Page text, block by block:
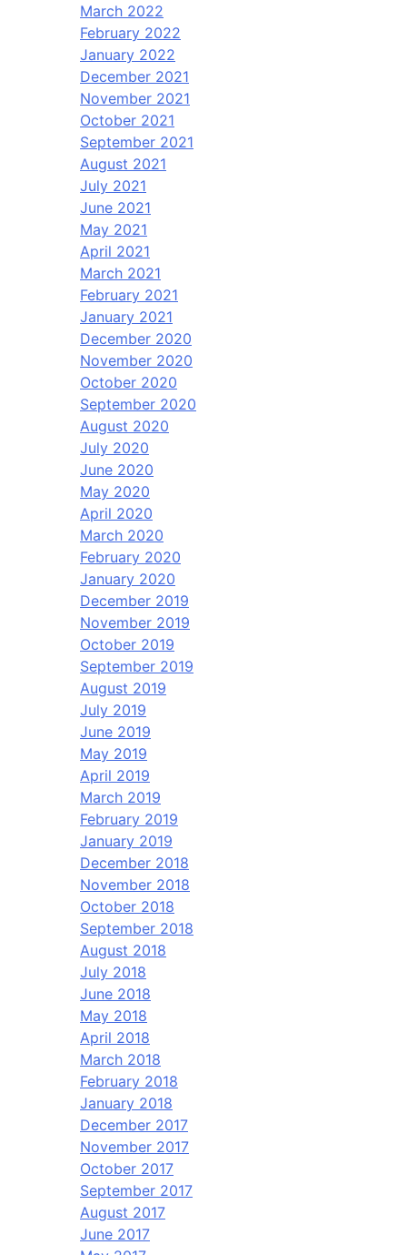
March 2022
February 2022
January 2022
December 2021
November 2021
October 2021
September 2021
August 2021
July 2021
June 2021
May 2021
April 2021
March 2021
February 2021
January 2021
December 2020
November 2020
October 2020
September 2020
August 2020
July 2020
June 2020
May 2020
April 2020
March 2020
February 2020
January 2020
December 2019
November 2019
October 2019
September 2019
August 2019
July 2019
June 2019
May 2019
April 2019
March 2019
February 2019
January 2019
December 2018
November 2018
October 2018
September 2018
August 2018
July 2018
June 2018
May 2018
April 2018
March 2018
February 2018
January 2018
December 2017
November 2017
October 2017
September 2017
August 2017
June 2017